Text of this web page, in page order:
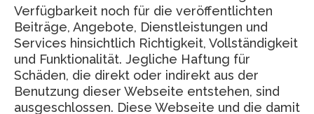
Verfügbarkeit noch für die veröffentlichten
Beiträge, Angebote, Dienstleistungen und
Services hinsichtlich Richtigkeit, Vollständigkeit
und Funktionalität. Jegliche Haftung für
Schäden, die direkt oder indirekt aus der
Benutzung dieser Webseite entstehen, sind
ausgeschlossen. Diese Webseite und die damit